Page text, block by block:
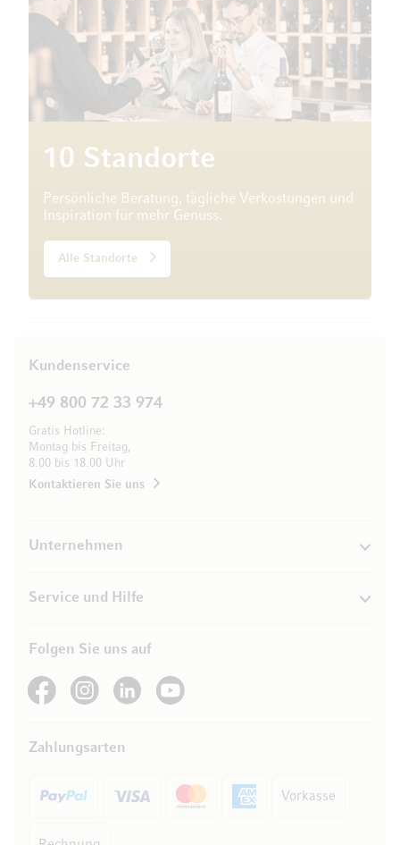
10 Standorte
Persönliche Beratung, tägliche Verkostungen und
Inspiration für mehr Genuss.
Alle Standorte
Kundenservice
+49 800 72 33 974
Gratis Hotline:
Montag bis Freitag,
8.00 bis 18.00 Uhr
Kontaktieren Sie uns
Unternehmen
Service und Hilfe
Folgen Sie uns auf
See our FacebookSee our Instagram account
See our LinkedInSee our YouTube channel
Zahlungsarten
Vorkasse